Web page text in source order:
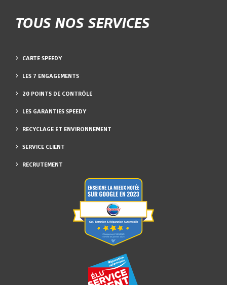
TOUS NOS SERVICES
CARTE SPEEDY
LES 7 ENGAGEMENTS
20 POINTS DE CONTRÔLE
LES GARANTIES SPEEDY
RECYCLAGE ET ENVIRONNEMENT
SERVICE CLIENT
RECRUTEMENT